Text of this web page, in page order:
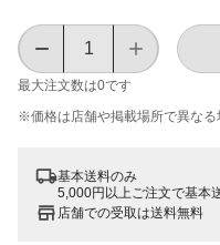
最大注文数は0です
※価格は​店舗や​掲載場所で​異なる​
基本送料のみ
5,000円以上ご注文で基本
店舗での受取は送料無料